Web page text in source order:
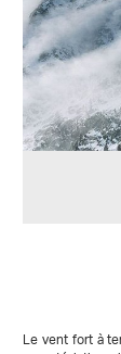
Le vent fort à